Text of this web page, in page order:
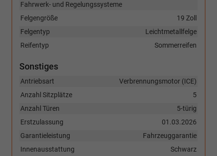
Fahrwerk- und Regelungssysteme
19 Zoll
Felgengröße
Leichtmetallfelge
Felgentyp
Sommerreifen
Reifentyp
Sonstiges
Verbrennungsmotor (ICE)
Antriebsart
5
Anzahl Sitzplätze
5-türig
Anzahl Türen
01.03.2026
Erstzulassung
Fahrzeuggarantie
Garantieleistung
Schwarz
Innenausstattung